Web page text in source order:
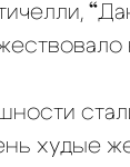
худые